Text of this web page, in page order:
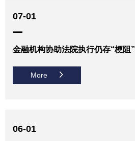
07-01
金融机构协助法院执行仍存“梗阻”
More
06-01